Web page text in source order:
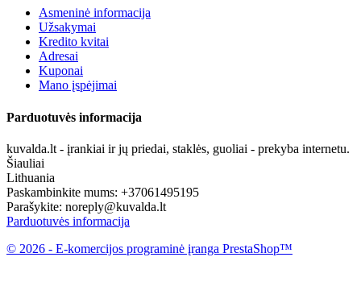
Asmeninė informacija
Užsakymai
Kredito kvitai
Adresai
Kuponai
Mano įspėjimai
Parduotuvės informacija
kuvalda.lt - įrankiai ir jų priedai, staklės, guoliai - prekyba internetu.
Šiauliai
Lithuania
Paskambinkite mums: +37061495195
Parašykite: noreply@kuvalda.lt
Parduotuvės informacija
© 2026 - E-komercijos programinė įranga PrestaShop™